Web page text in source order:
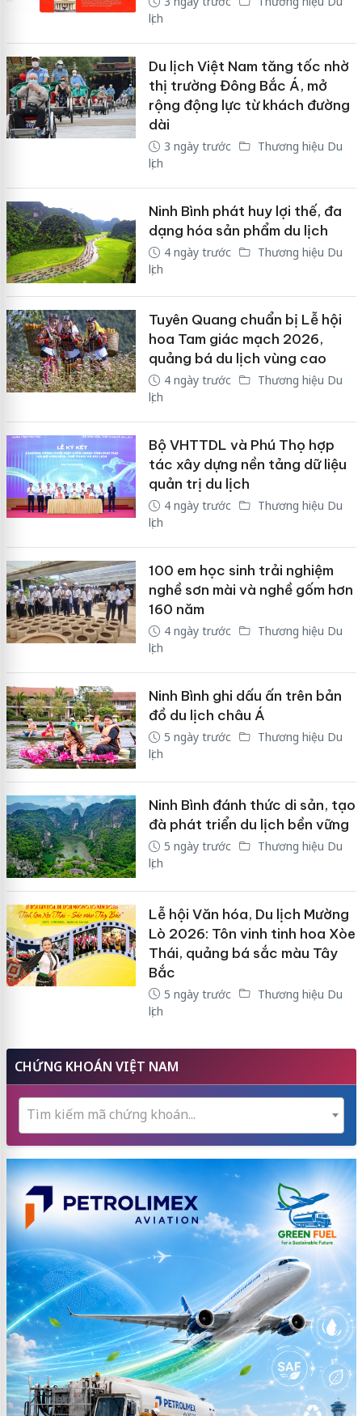
lịch
Du lịch Việt Nam tăng tốc nhờ
thị trường Đông Bắc Á, mở
rộng động lực từ khách đường
dài
3 ngày trước
Thương hiệu Du
lịch
Ninh Bình phát huy lợi thế, đa
dạng hóa sản phẩm du lịch
4 ngày trước
Thương hiệu Du
lịch
Tuyên Quang chuẩn bị Lễ hội
hoa Tam giác mạch 2026,
quảng bá du lịch vùng cao
4 ngày trước
Thương hiệu Du
lịch
Bộ VHTTDL và Phú Thọ hợp
tác xây dựng nền tảng dữ liệu
quản trị du lịch
4 ngày trước
Thương hiệu Du
lịch
100 em học sinh trải nghiệm
nghề sơn mài và nghề gốm hơn
160 năm
4 ngày trước
Thương hiệu Du
lịch
Ninh Bình ghi dấu ấn trên bản
đồ du lịch châu Á
5 ngày trước
Thương hiệu Du
lịch
Ninh Bình đánh thức di sản, tạo
đà phát triển du lịch bền vững
5 ngày trước
Thương hiệu Du
lịch
Lễ hội Văn hóa, Du lịch Mường
Lò 2026: Tôn vinh tinh hoa Xòe
Thái, quảng bá sắc màu Tây
Bắc
5 ngày trước
Thương hiệu Du
lịch
CHỨNG KHOÁN VIỆT NAM
Tìm kiếm mã chứng khoán...